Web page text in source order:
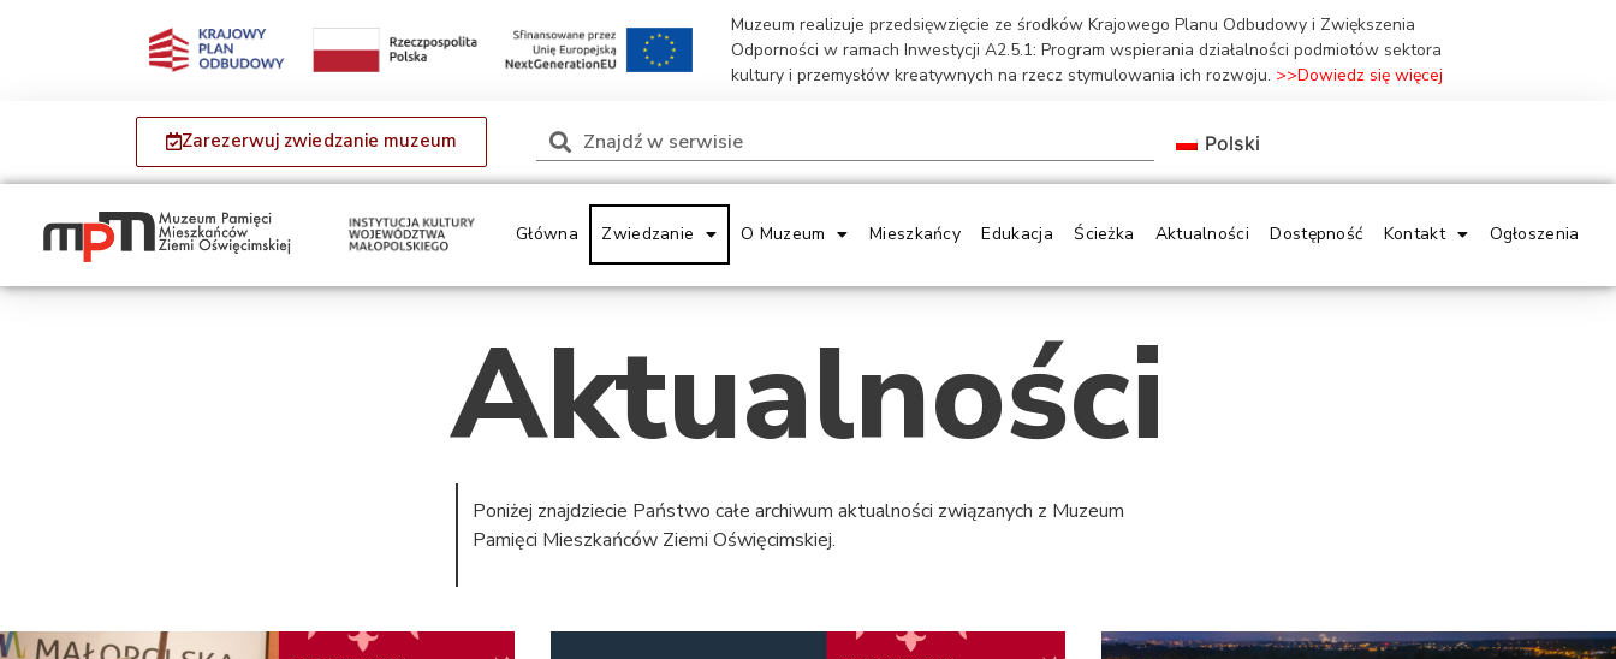
Muzeum realizuje przedsięwzięcie ze środków Krajowego Planu Odbudowy i Zwiększenia
Odporności w ramach Inwestycji A2.5.1: Program wspierania działalności podmiotów sektora
kultury i przemysłów kreatywnych na rzecz stymulowania ich rozwoju. >>Dowiedz się więcej
Zarezerwuj zwiedzanie muzeum Polski
Główna Zwiedzanie O Muzeum Mieszkańcy Edukacja Ścieżka Aktualności Dostępność Kontakt Ogłoszenia
Aktualności
Poniżej znajdziecie Państwo całe archiwum aktualności związanych z Muzeum
Pamięci Mieszkańców Ziemi Oświęcimskiej.